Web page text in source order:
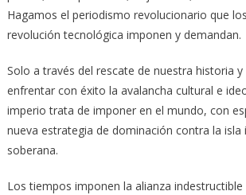
Hagamos el periodismo revolucionario que
revolución tecnológica imponen y demandan.
Solo a través del rescate de nuestra historia
enfrentar con éxito la avalancha cultural e
imperio trata de imponer en el mundo, con
nueva estrategia de dominación contra la isla
soberana.
Los tiempos imponen la alianza